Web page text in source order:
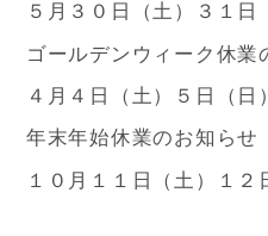
５月３０日（土）３１日
ゴールデンウィーク休業
４月４日（土）５日（日
年末年始休業のお知らせ
１０月１１日（土）１２